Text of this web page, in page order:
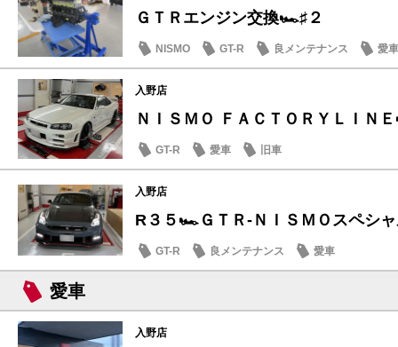
ＧＴＲエンジン交換🏎️♯２
NISMO GT-R 良メンテナンス 愛車
入野店
ＮＩＳＭＯ ＦＡＣＴＯＲＹＬＩＮ
GT-R 愛車 旧車
入野店
R３５🏎️ＧＴＲ-ＮＩＳＭＯスペシ
GT-R 良メンテナンス 愛車
愛車
入野店